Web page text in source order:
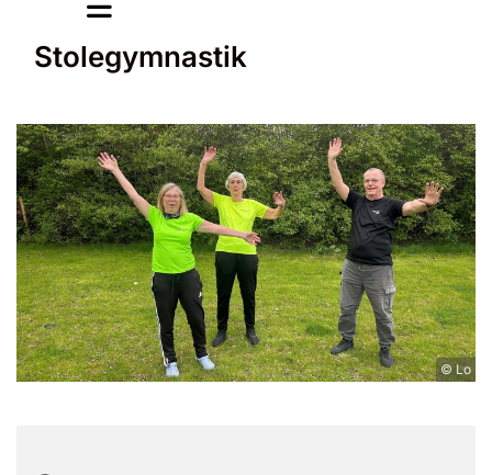
Stolegymnastik
© Lo